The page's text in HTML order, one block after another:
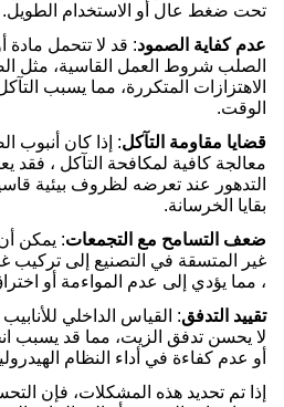
تحت ضغط عال أو الاستخدام الطويل.
عدم كفاية الصمود: قد لا تتحمل مادة
الصلب شروط العمل القاسية، مثل
الاهتزازات المتكررة، مما يسبب
الوقت.
قضايا مقاومة التآكل: إذا كان أنبوب
معالجة كافية لمكافحة التآكل ، فقد
التدهور عند تعرضه لظروف بيئية
بقايا الخرسانة.
ضعف التسامح مع التجمعات: يمكن
غير المتسقة في التصنيع إلى تركيب
، مما يؤدي إلى عدم المواءمة أو
تقييد التدفق: القياس الداخلي
لا يحسن تدفق الزيت، مما قد يسبب
أو عدم كفاءة في أداء النظام
إذا تم تحديد هذه المشكلات، فإن